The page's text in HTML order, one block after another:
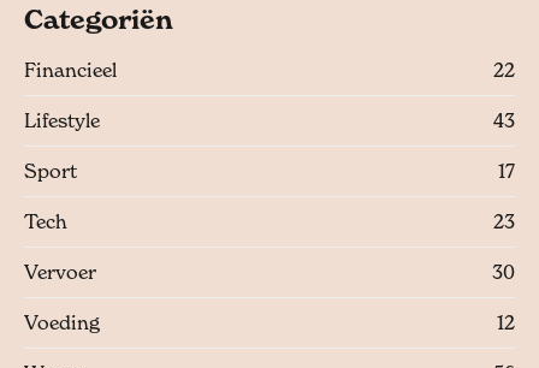
Categoriën
Financieel 22
Lifestyle 43
Sport 17
Tech 23
Vervoer 30
Voeding 12